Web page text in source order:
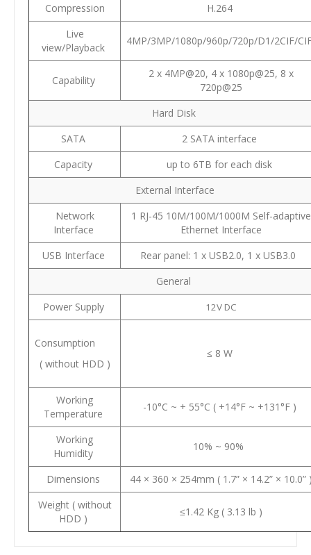
Compression
H.264
Live
view/Playback
4MP/3MP/1080p/960p/720p/D1/2CIF/
Capability
2 x 4MP@20, 4 x 1080p@25, 8 x
720p@25
Hard Disk
SATA
2 SATA interface
Capacity
up to 6TB for each disk
External Interface
Network
Interface
1 RJ-45 10M/100M/1000M Self-adaptive
Ethernet Interface
USB Interface
Rear panel: 1 x USB2.0, 1 x USB3.0
General
Power Supply
12V DC
Consumption
( without HDD )
≤ 8 W
Working
Temperature
-10°C ~ + 55°C ( +14°F ~ +131°F )
Working
Humidity
10% ~ 90%
Dimensions
44 × 360 × 254mm ( 1.7” × 14.2” × 10.0”
Weight ( without
HDD )
≤1.42 Kg ( 3.13 lb )